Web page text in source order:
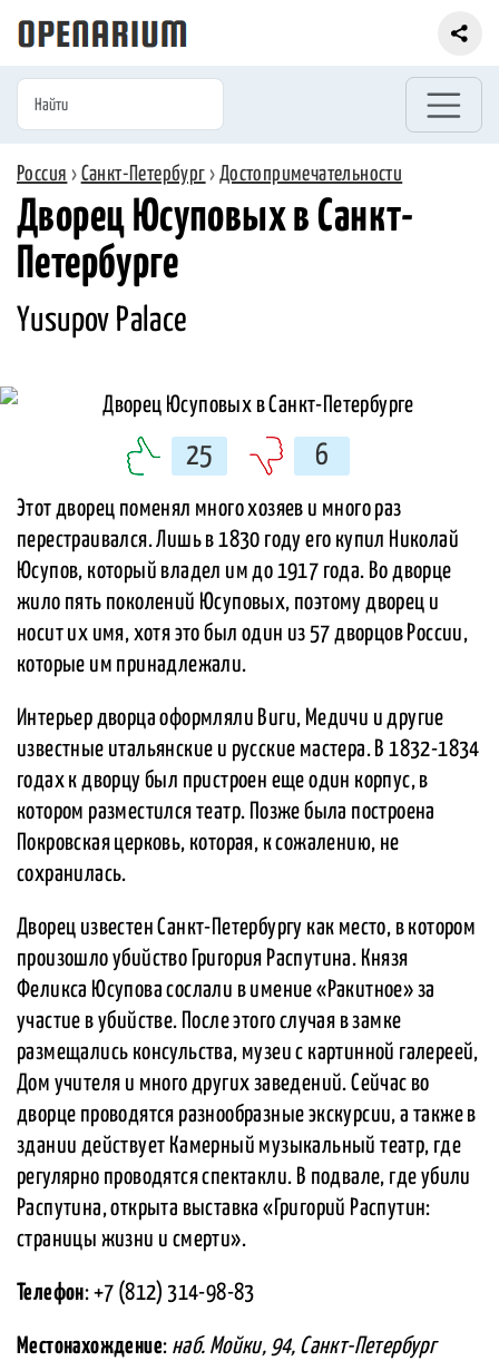
Россия › Санкт-Петербург › Достопримечательности
Дворец Юсуповых в Санкт-
Петербурге
Yusupov Palace
25 6
Этот дворец поменял много хозяев и много раз
перестраивался. Лишь в 1830 году его купил Николай
Юсупов, который владел им до 1917 года. Во дворце
жило пять поколений Юсуповых, поэтому дворец и
носит их имя, хотя это был один из 57 дворцов России,
которые им принадлежали.
Интерьер дворца оформляли Виги, Медичи и другие
известные итальянские и русские мастера. В 1832-1834
годах к дворцу был пристроен еще один корпус, в
котором разместился театр. Позже была построена
Покровская церковь, которая, к сожалению, не
сохранилась.
Дворец известен Санкт-Петербургу как место, в котором
произошло убийство Григория Распутина. Князя
Феликса Юсупова сослали в имение «Ракитное» за
участие в убийстве. После этого случая в замке
размещались консульства, музеи с картинной галереей,
Дом учителя и много других заведений. Сейчас во
дворце проводятся разнообразные экскурсии, а также в
здании действует Камерный музыкальный театр, где
регулярно проводятся спектакли. В подвале, где убили
Распутина, открыта выставка «Григорий Распутин:
страницы жизни и смерти».
Телефон: +7 (812) 314-98-83
Местонахождение: наб. Мойки, 94, Санкт-Петербург